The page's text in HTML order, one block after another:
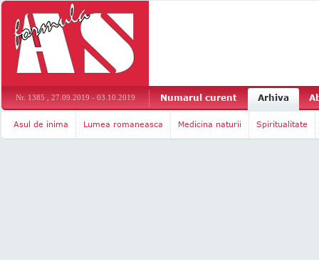
Nr. 1385 , 27.09.2019 - 03.10.2019 Numarul curent Arhiva
Asul de inima Lumea romaneasca Medicina naturii Spiritualitate